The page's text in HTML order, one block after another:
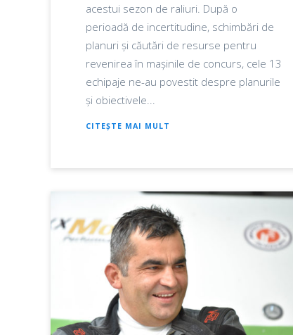
acestui sezon de raliuri. După o
perioadă de incertitudine, schimbări de
planuri și căutări de resurse pentru
revenirea în mașinile de concurs, cele 13
echipaje ne-au povestit despre planurile
și obiectivele...
CITEȘTE MAI MULT